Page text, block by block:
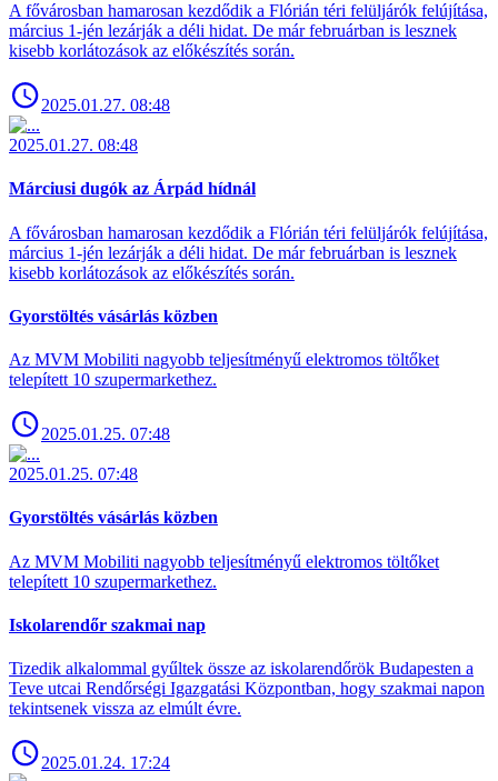
A fővárosban hamarosan kezdődik a Flórián téri felüljárók felújítása,
március 1-jén lezárják a déli hidat. De már februárban is lesznek
kisebb korlátozások az előkészítés során.
2025.01.27. 08:48
2025.01.27. 08:48
Márciusi dugók az Árpád hídnál
A fővárosban hamarosan kezdődik a Flórián téri felüljárók felújítása,
március 1-jén lezárják a déli hidat. De már februárban is lesznek
kisebb korlátozások az előkészítés során.
Gyorstöltés vásárlás közben
Az MVM Mobiliti nagyobb teljesítményű elektromos töltőket
telepített 10 szupermarkethez.
2025.01.25. 07:48
2025.01.25. 07:48
Gyorstöltés vásárlás közben
Az MVM Mobiliti nagyobb teljesítményű elektromos töltőket
telepített 10 szupermarkethez.
Iskolarendőr szakmai nap
Tizedik alkalommal gyűltek össze az iskolarendőrök Budapesten a
Teve utcai Rendőrségi Igazgatási Központban, hogy szakmai napon
tekintsenek vissza az elmúlt évre.
2025.01.24. 17:24